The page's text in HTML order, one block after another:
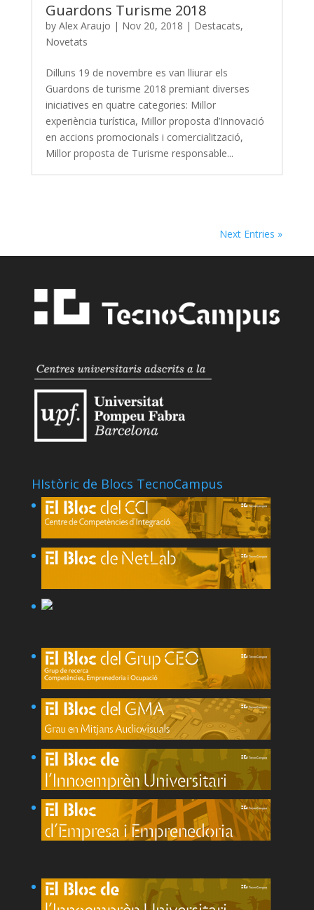
Guardons Turisme 2018
by Alex Araujo | Nov 20, 2018 | Destacats,
Novetats
Dilluns 19 de novembre es van lliurar els
Guardons de turisme 2018 premiant diverses
iniciatives en quatre categories: Millor
experiència turística, Millor proposta d’Innovació
en accions promocionals i comercialització,
Millor proposta de Turisme responsable...
Next Entries »
HIstòric de Blocs TecnoCampus